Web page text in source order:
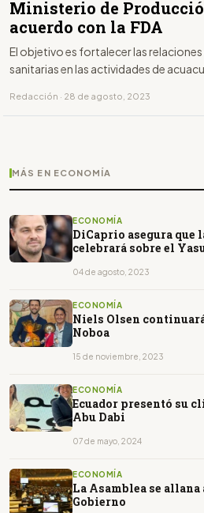
Ministerio de
acuerdo con la FDA
El objetivo es fortalecer las
sanitarias en las actividades de
Redacción · 28 de agosto, 2023
MÁS EN ECONOMÍA
ECONOMÍA
DiCaprio asegura que
celebrará sobre el
04 de agosto, 2023
ECONOMÍA
Niels Olsen
Noboa
15 de noviembre, 2023
ECONOMÍA
Ecuador presentó su
Abu Dabi
07 de mayo, 2024
ECONOMÍA
La Asamblea se
Gobierno